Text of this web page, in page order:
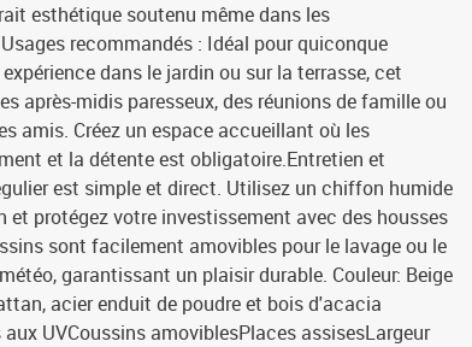
esthétique soutenu même dans les
recommandés : Idéal pour quiconque
dans le jardin ou sur la terrasse, cet
après-midis paresseux, des réunions de famille ou
amis. Créez un espace accueillant où les
et la détente est obligatoire.Entretien et
est simple et direct. Utilisez un chiffon humide
et protégez votre investissement avec des housses
sont facilement amovibles pour le lavage ou le
garantissant un plaisir durable. Couleur: Beige
acier enduit de poudre et bois d'acacia
UVCoussins amoviblesPlaces assisesLargeur